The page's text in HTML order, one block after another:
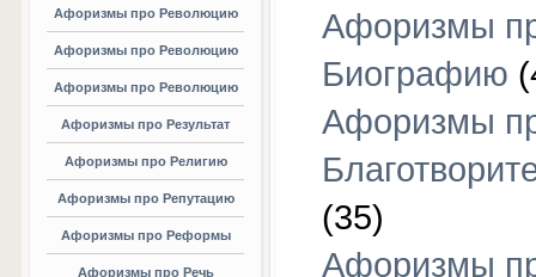
Афоризмы про Революцию
Афоризмы про Революцию
Афоризмы про Революцию
Афоризмы про Результат
Афоризмы про Религию
Афоризмы про Репутацию
Афоризмы про Реформы
Афоризмы про Речь
Афоризмы
Биографию
Афоризмы
(35)
Афоризмы